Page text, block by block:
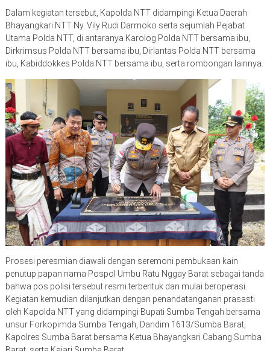
Dalam kegiatan tersebut, Kapolda NTT didampingi Ketua Daerah
Bhayangkari NTT Ny. Vily Rudi Darmoko serta sejumlah Pejabat
Utama Polda NTT, di antaranya Karolog Polda NTT bersama ibu,
Dirkrimsus Polda NTT bersama ibu, Dirlantas Polda NTT bersama
ibu, Kabiddokkes Polda NTT bersama ibu, serta rombongan lainnya.
Prosesi peresmian diawali dengan seremoni pembukaan kain
penutup papan nama Pospol Umbu Ratu Nggay Barat sebagai tanda
bahwa pos polisi tersebut resmi terbentuk dan mulai beroperasi.
Kegiatan kemudian dilanjutkan dengan penandatanganan prasasti
oleh Kapolda NTT yang didampingi Bupati Sumba Tengah bersama
unsur Forkopimda Sumba Tengah, Dandim 1613/Sumba Barat,
Kapolres Sumba Barat bersama Ketua Bhayangkari Cabang Sumba